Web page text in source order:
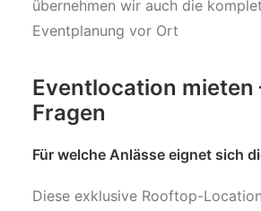
übernehmen wir auch die
Eventplanung vor Ort
Eventlocation mieten
Fragen
Für welche Anlässe eignet sich
Diese exklusive Rooftop-